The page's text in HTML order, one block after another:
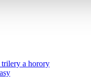
a horory